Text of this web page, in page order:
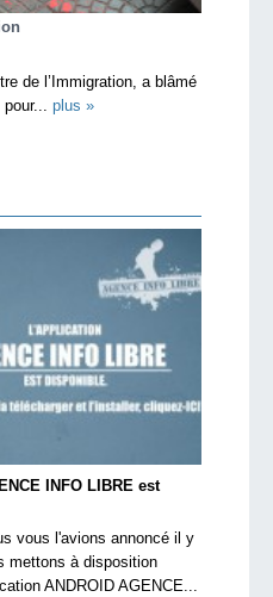
de l’Immigration, a blâmé
plus »
INFO LIBRE est
vous l'avions annoncé il y
mettons à disposition
ANDROID AGENCE...